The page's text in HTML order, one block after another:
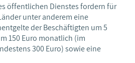
öffentlichen Dienstes fordern für
unter anderem eine
der Beschäftigten um 5
150 Euro monatlich (im
300 Euro) sowie eine